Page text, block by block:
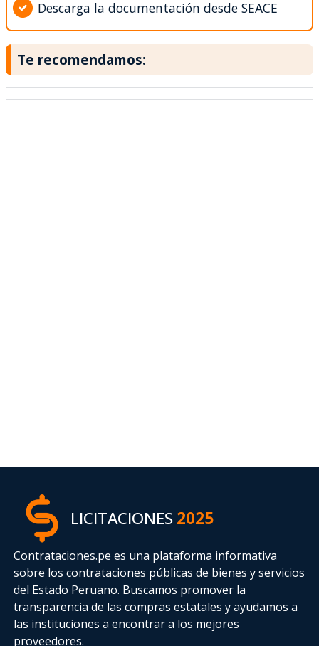
Descarga la documentación desde SEACE
Te recomendamos:
LICITACIONES2025
Contrataciones.pe es una plataforma informativa
sobre los contrataciones públicas de bienes y servicios
del Estado Peruano. Buscamos promover la
transparencia de las compras estatalesy ayudamos a
las instituciones a encontrar a los mejores
proveedores.